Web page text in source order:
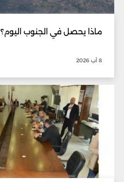
ماذا يحصل في الجنوب اليوم؟
8 آب 2026